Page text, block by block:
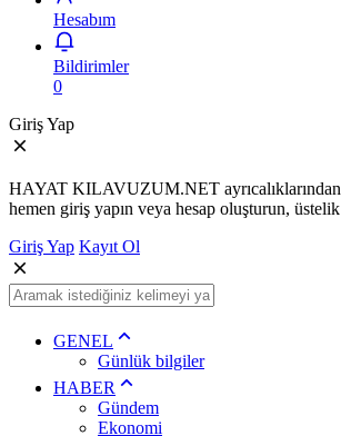
Hesabım
Bildirimler
0
Giriş Yap
HAYAT KILAVUZUM.NET
hemen giriş yapın veya hesap oluşturun,
Giriş Yap Kayıt Ol
GENEL
Günlük bilgiler
HABER
Gündem
Ekonomi